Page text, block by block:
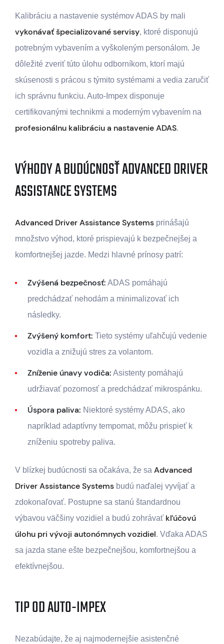
Kalibráciu a nastavenie systémov ADAS by mali
vykonávať špecializované servisy, ktoré disponujú
potrebným vybavením a vyškoleným personálom. Je
dôležité zveriť túto úlohu odborníkom, ktorí majú
skúsenosti s prácou s týmito systémami a vedia zaručiť
ich správnu funkciu. Auto-Impex disponuje
certifikovanými technikmi a moderným vybavením na
profesionálnu kalibráciu a nastavenie ADAS.
VÝHODY A BUDÚCNOSŤ ADVANCED DRIVER
ASSISTANCE SYSTEMS
Advanced Driver Assistance Systems prinášajú
množstvo výhod, ktoré prispievajú k bezpečnejšej a
komfortnejšej jazde. Medzi hlavné prínosy patrí:
Zvýšená bezpečnosť: ADAS pomáhajú
predchádzať nehodám a minimalizovať ich
následky.
Zvýšený komfort: Tieto systémy uľahčujú vedenie
vozidla a znižujú stres za volantom.
Zníženie únavy vodiča: Asistenty pomáhajú
udržiavať pozornosť a predchádzať mikrospánku.
Úspora paliva: Niektoré systémy ADAS, ako
napríklad adaptívny tempomat, môžu prispieť k
zníženiu spotreby paliva.
V blízkej budúcnosti sa očakáva, že sa Advanced
Driver Assistance Systems budú naďalej vyvíjať a
zdokonaľovať. Postupne sa stanú štandardnou
výbavou väčšiny vozidiel a budú zohrávať kľúčovú
úlohu pri vývoji autonómnych vozidiel. Vďaka ADAS
sa jazda stane ešte bezpečnejšou, komfortnejšou a
efektívnejšou.
TIP OD AUTO-IMPEX
Nezabúdajte, že aj najmodernejšie asistenčné